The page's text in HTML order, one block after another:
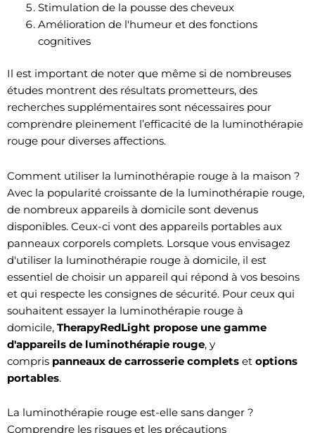
Stimulation de la pousse des cheveux
Amélioration de l'humeur et des fonctions
cognitives
Il est important de noter que même si de nombreuses
études montrent des résultats prometteurs, des
recherches supplémentaires sont nécessaires pour
comprendre pleinement l’efficacité de la luminothérapie
rouge pour diverses affections.
Comment utiliser la luminothérapie rouge à la maison ?
Avec la popularité croissante de la luminothérapie rouge,
de nombreux appareils à domicile sont devenus
disponibles. Ceux-ci vont des appareils portables aux
panneaux corporels complets. Lorsque vous envisagez
d'utiliser la luminothérapie rouge à domicile, il est
essentiel de choisir un appareil qui répond à vos besoins
et qui respecte les consignes de sécurité. Pour ceux qui
souhaitent essayer la luminothérapie rouge à
domicile, TherapyRedLight propose une gamme
d'appareils de luminothérapie rouge, y
compris panneaux de carrosserie complets et options
portables.
La luminothérapie rouge est-elle sans danger ?
Comprendre les risques et les précautions